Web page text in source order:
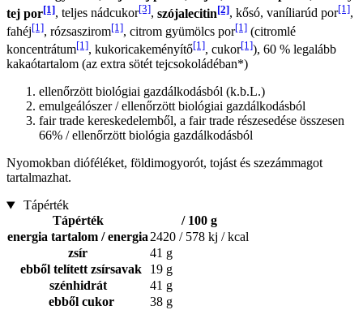
tej por[1], teljes nádcukor[3], szójalecitin[2], kősó, vaníliarúd por[1],
fahéj[1], rózsaszirom[1], citrom gyümölcs por[1] (citromlé
koncentrátum[1], kukoricakeményítő[1], cukor[1]), 60 % legalább
kakaótartalom (az extra sötét tejcsokoládéban*)
ellenőrzött biológiai gazdálkodásból (k.b.L.)
emulgeálószer / ellenőrzött biológiai gazdálkodásból
fair trade kereskedelemből, a fair trade részesedése összesen
66% / ellenőrzött biológia gazdálkodásból
Nyomokban dióféléket, földimogyorót, tojást és szezámmagot
tartalmazhat.
Tápérték
Tápérték
/ 100 g
energia tartalom / energia 2420 / 578 kj / kcal
zsír
41 g
ebből telített zsírsavak
19 g
szénhidrát
41 g
ebből cukor
38 g